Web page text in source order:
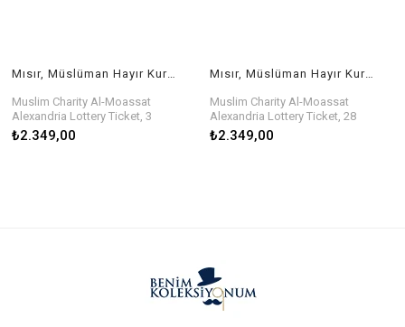
Mısır, Müslüman Hayır Kurumu Al-Moassat İskenderiye Piyango Bileti, 3 Aralık 1928
Muslim Charity Al-Moassat
Alexandria Lottery Ticket, 3
December 1928
₺2.349,00
Mısır, Müslüman Hayır Kurumu Al-Moassat İskenderiye Piyango Bileti, 28 Şubat 1928
Muslim Charity Al-Moassat
Alexandria Lottery Ticket, 28
February 1928
₺2.349,00